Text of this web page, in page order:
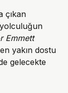
çıkan
Emmett
yakın dostu
gelecekte